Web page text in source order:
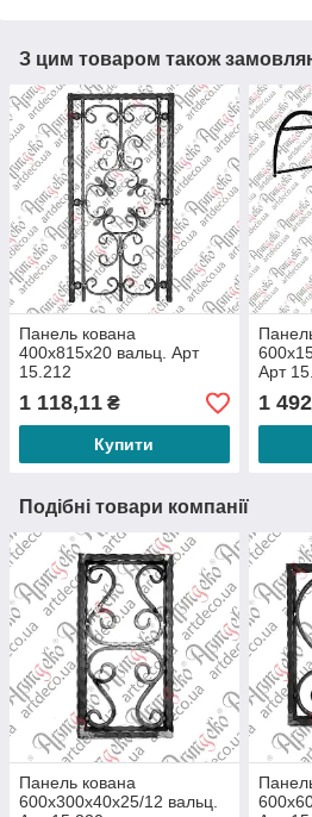
З цим товаром також
Панель кована
400х815х20 вальц. Арт
15.212
1 118,11 ₴
Купити
Арт
1
Подібні товари компанії
Панель кована
600х300х40х25/12 вальц.